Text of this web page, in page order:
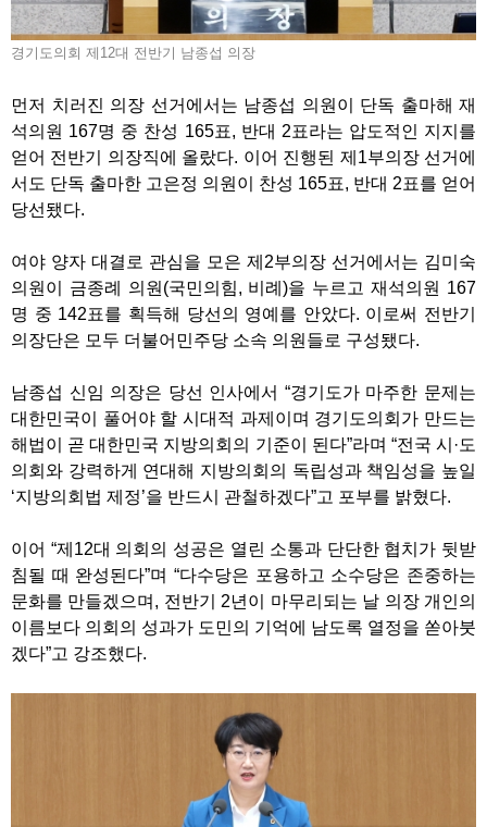
경기도의회 제12대 전반기 남종섭 의장
먼저 치러진 의장 선거에서는 남종섭 의원이 단독 출마해 재
석의원 167명 중 찬성 165표, 반대 2표라는 압도적인 지지를
얻어 전반기 의장직에 올랐다. 이어 진행된 제1부의장 선거에
서도 단독 출마한 고은정 의원이 찬성 165표, 반대 2표를 얻어
당선됐다.
여야 양자 대결로 관심을 모은 제2부의장 선거에서는 김미숙
의원이 금종례 의원(국민의힘, 비례)을 누르고 재석의원 167
명 중 142표를 획득해 당선의 영예를 안았다. 이로써 전반기
의장단은 모두 더불어민주당 소속 의원들로 구성됐다.
남종섭 신임 의장은 당선 인사에서 “경기도가 마주한 문제는
대한민국이 풀어야 할 시대적 과제이며 경기도의회가 만드는
해법이 곧 대한민국 지방의회의 기준이 된다”라며 “전국 시·도
의회와 강력하게 연대해 지방의회의 독립성과 책임성을 높일
‘지방의회법 제정’을 반드시 관철하겠다”고 포부를 밝혔다.
이어 “제12대 의회의 성공은 열린 소통과 단단한 협치가 뒷받
침될 때 완성된다”며 “다수당은 포용하고 소수당은 존중하는
문화를 만들겠으며, 전반기 2년이 마무리되는 날 의장 개인의
이름보다 의회의 성과가 도민의 기억에 남도록 열정을 쏟아붓
겠다”고 강조했다.